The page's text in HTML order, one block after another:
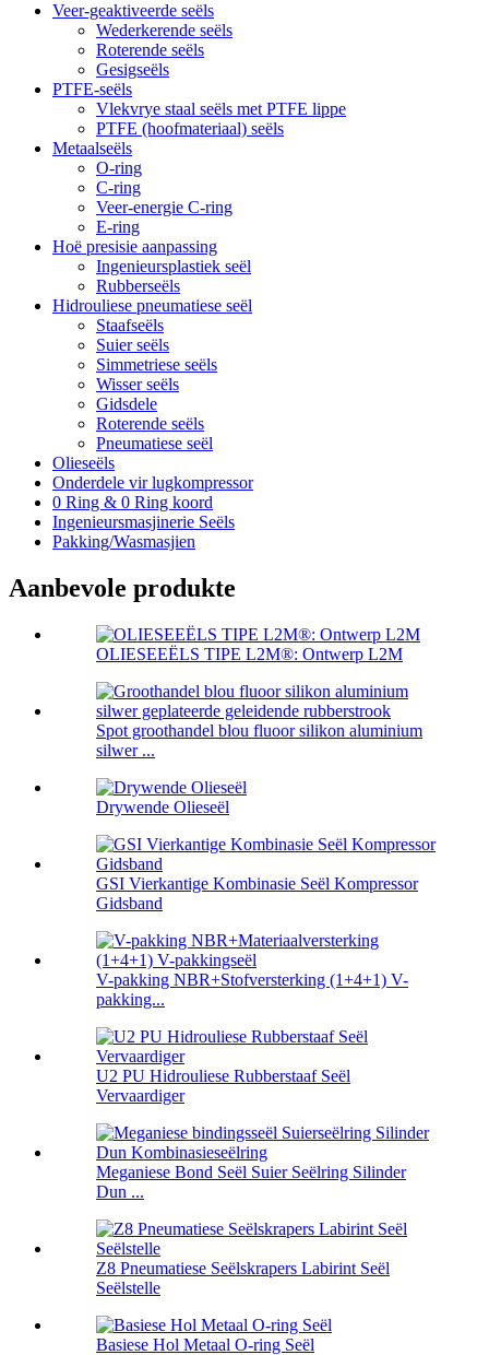
Veer-geaktiveerde seëls
Wederkerende seëls
Roterende seëls
Gesigseëls
PTFE-seëls
Vlekvrye staal seëls met PTFE lippe
PTFE (hoofmateriaal) seëls
Metaalseëls
O-ring
C-ring
Veer-energie C-ring
E-ring
Hoë presisie aanpassing
Ingenieursplastiek seël
Rubberseëls
Hidrouliese pneumatiese seël
Staafseëls
Suier seëls
Simmetriese seëls
Wisser seëls
Gidsdele
Roterende seëls
Pneumatiese seël
Olieseëls
Onderdele vir lugkompressor
0 Ring & 0 Ring koord
Ingenieursmasjinerie Seëls
Pakking/Wasmasjien
Aanbevole produkte
OLIESEEËLS TIPE L2M®: Ontwerp L2M
Spot groothandel blou fluoor silikon aluminium
silwer ...
Drywende Olieseël
GSI Vierkantige Kombinasie Seël Kompressor
Gidsband
V-pakking NBR+Stofversterking (1+4+1) V-
pakking...
U2 PU Hidrouliese Rubberstaaf Seël
Vervaardiger
Meganiese Bond Seël Suier Seëlring Silinder
Dun ...
Z8 Pneumatiese Seëlskrapers Labirint Seël
Seëlstelle
Basiese Hol Metaal O-ring Seël